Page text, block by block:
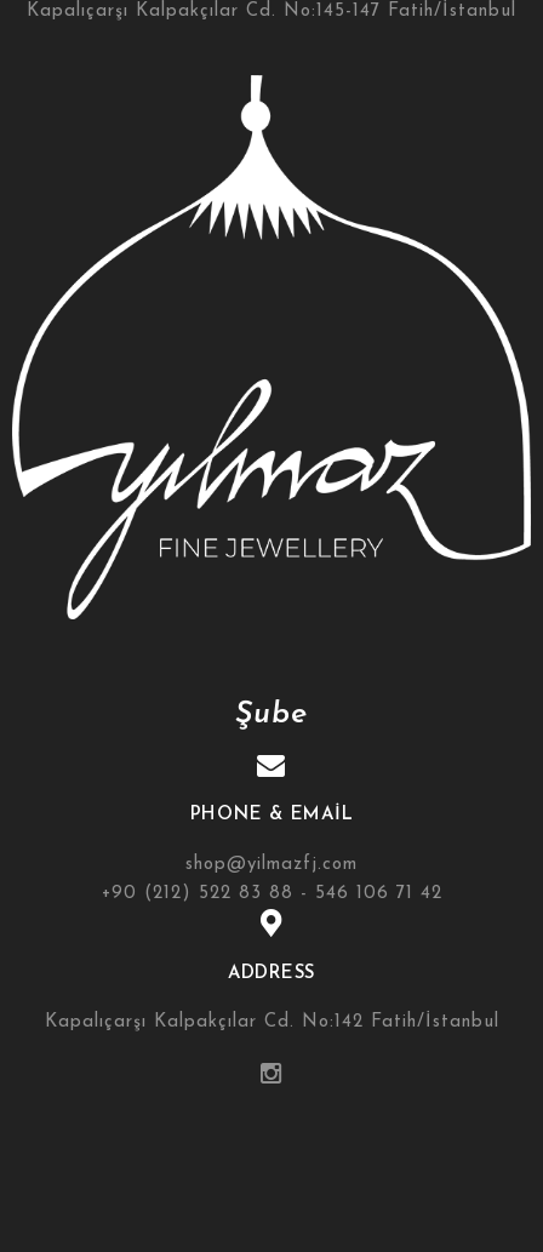
Kapalıçarşı Kalpakçılar Cd. No:145-147 Fatih/İstanbul
Şube
PHONE & EMAIL
shop@yilmazfj.com
+90 (212) 522 83 88 - 546 106 71 42
ADDRESS
Kapalıçarşı Kalpakçılar Cd. No:142 Fatih/İstanbul